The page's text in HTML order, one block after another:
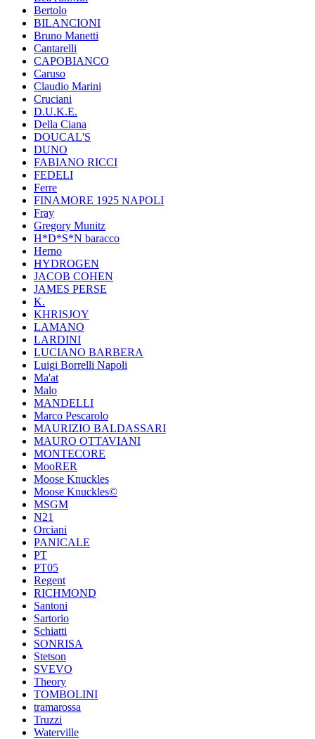
Bertolo
BILANCIONI
Bruno Manetti
Cantarelli
CAPOBIANCO
Caruso
Claudio Marini
Cruciani
D.U.K.E.
Della Ciana
DOUCAL'S
DUNO
FABIANO RICCI
FEDELI
Ferre
FINAMORE 1925 NAPOLI
Fray
Gregory Munitz
H*D*S*N baracco
Herno
HYDROGEN
JACOB COHEN
JAMES PERSE
K.
KHRISJOY
LAMANO
LARDINI
LUCIANO BARBERA
Luigi Borrelli Napoli
Ma'at
Malo
MANDELLI
Marco Pescarolo
MAURIZIO BALDASSARI
MAURO OTTAVIANI
MONTECORE
MooRER
Moose Knuckles
Moose Knuckles©️
MSGM
N21
Orciani
PANICALE
PT
PT05
Regent
RICHMOND
Santoni
Sartorio
Schiatti
SONRISA
Stetson
SVEVO
Theory
TOMBOLINI
tramarossa
Truzzi
Waterville